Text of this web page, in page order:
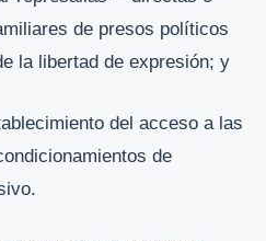
de presos políticos
la libertad de expresión; y
del acceso a las
de